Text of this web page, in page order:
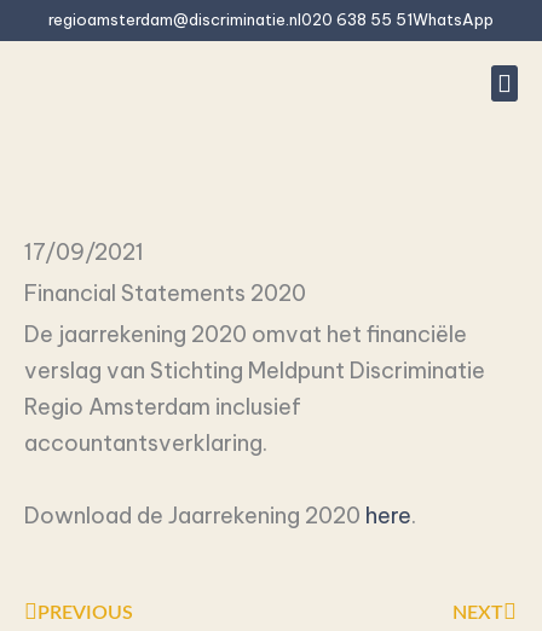
regioamsterdam@discriminatie.nl020 638 55 51WhatsApp
17/09/2021
Financial Statements 2020
De jaarrekening 2020 omvat het financiële
verslag van Stichting Meldpunt Discriminatie
Regio Amsterdam inclusief
accountantsverklaring.
Download de Jaarrekening 2020 here.
Prev
PREVIOUS NEXT